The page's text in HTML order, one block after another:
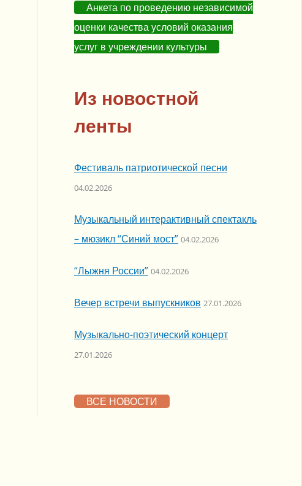
Анкета по проведению независимой
оценки качества условий оказания
услуг в учреждении культуры
Из новостной
ленты
Фестиваль патриотической песни
04.02.2026
Музыкальный интерактивный спектакль
– мюзикл “Синий мост” 04.02.2026
“Лыжня России” 04.02.2026
Вечер встречи выпускников 27.01.2026
Музыкально-поэтический концерт
27.01.2026
ВСЕ НОВОСТИ